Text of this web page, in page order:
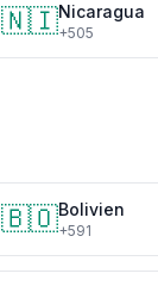
🇳🇮Nicaragua
+505
🇧🇴Bolivien
+591